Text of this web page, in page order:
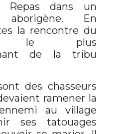
Repas dans un
aborigène. En
la rencontre du
le plus
de la tribu
des chasseurs
ramener la
au village
ses tatouages